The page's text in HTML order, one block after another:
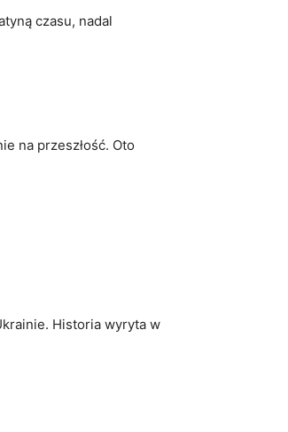
czasu, nadal
na przeszłość. Oto
Historia wyryta ​w